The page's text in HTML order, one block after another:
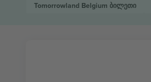
Tomorrowland Belgium ბილეთი